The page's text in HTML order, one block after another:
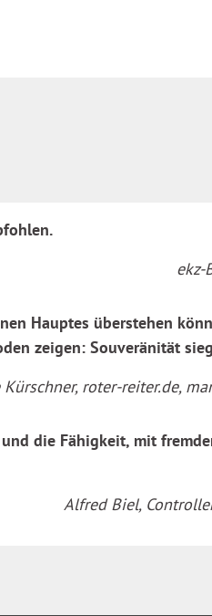
ekz-
Hauptes überstehen
zeigen: Souveränität
Kürschner, roter-reiter.de,
die Fähigkeit, mit
Alfred Biel,